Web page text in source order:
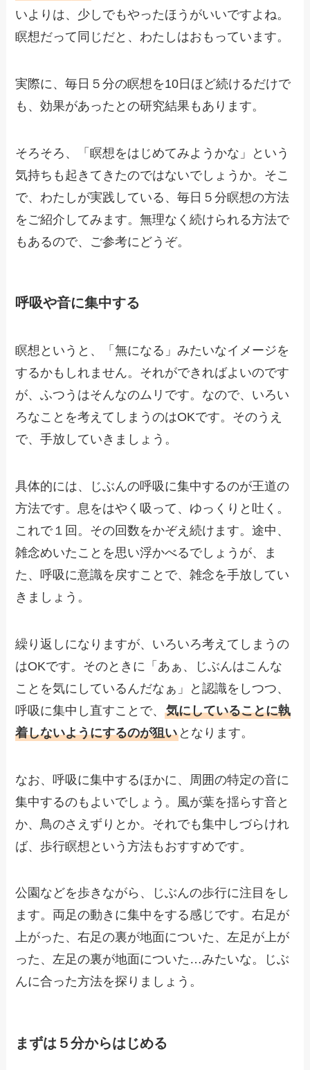
いよりは、少しでもやったほうがいいですよね。
瞑想だって同じだと、わたしはおもっています。
実際に、毎日５分の瞑想を10日ほど続けるだけで
も、効果があったとの研究結果もあります。
そろそろ、「瞑想をはじめてみようかな」という
気持ちも起きてきたのではないでしょうか。そこ
で、わたしが実践している、毎日５分瞑想の方法
をご紹介してみます。無理なく続けられる方法で
もあるので、ご参考にどうぞ。
呼吸や音に集中する
瞑想というと、「無になる」みたいなイメージを
するかもしれません。それができればよいのです
が、ふつうはそんなのムリです。なので、いろい
ろなことを考えてしまうのはOKです。そのうえ
で、手放していきましょう。
具体的には、じぶんの呼吸に集中するのが王道の
方法です。息をはやく吸って、ゆっくりと吐く。
これで１回。その回数をかぞえ続けます。途中、
雑念めいたことを思い浮かべるでしょうが、ま
た、呼吸に意識を戻すことで、雑念を手放してい
きましょう。
繰り返しになりますが、いろいろ考えてしまうの
はOKです。そのときに「あぁ、じぶんはこんな
ことを気にしているんだなぁ」と認識をしつつ、
呼吸に集中し直すことで、気にしていることに執
着しないようにするのが狙い となります。
なお、呼吸に集中するほかに、周囲の特定の音に
集中するのもよいでしょう。風が葉を揺らす音と
か、鳥のさえずりとか。それでも集中しづらけれ
ば、歩行瞑想という方法もおすすめです。
公園などを歩きながら、じぶんの歩行に注目をし
ます。両足の動きに集中をする感じです。右足が
上がった、右足の裏が地面についた、左足が上が
った、左足の裏が地面についた…みたいな。じぶ
んに合った方法を探りましょう。
まずは５分からはじめる